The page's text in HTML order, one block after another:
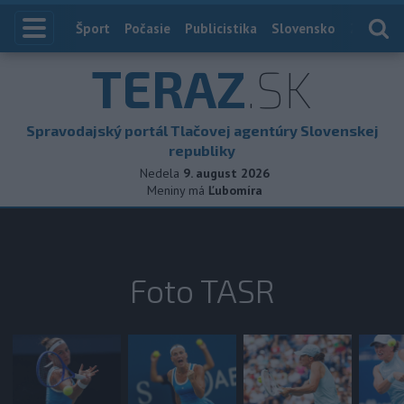
Index
Šport Počasie Publicistika Slovensko
TERAZ.SK
Spravodajský portál Tlačovej agentúry Slovenskej
republiky
Nedela 9. august 2026
Meniny má Ľubomíra
Foto TASR